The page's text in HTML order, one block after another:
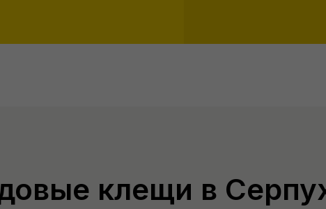
клещи в